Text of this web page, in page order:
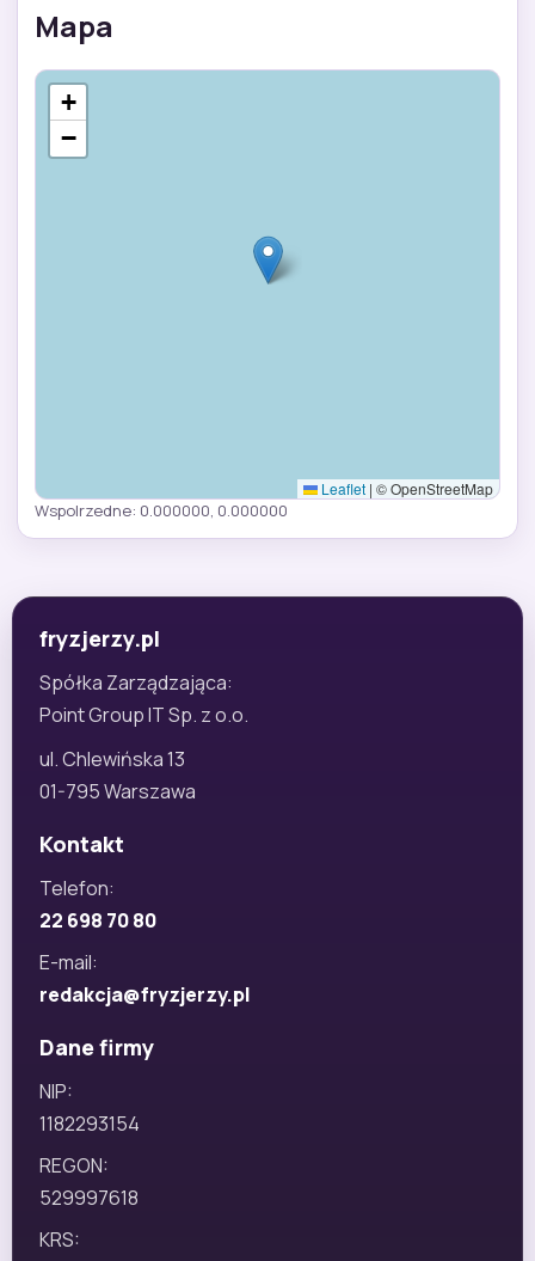
Mapa
+
−
Leaflet | © OpenStreetMap
Wspolrzedne: 0.000000, 0.000000
fryzjerzy.pl
Spółka Zarządzająca:
Point Group IT Sp. z o.o.
ul. Chlewińska 13
01-795 Warszawa
Kontakt
Telefon:
22 698 70 80
E-mail:
redakcja@fryzjerzy.pl
Dane firmy
NIP:
1182293154
REGON:
529997618
KRS: